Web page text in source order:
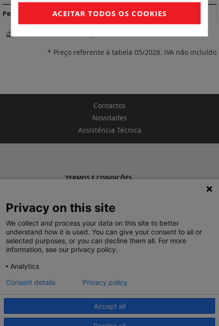
Perfil ambiental do produto
* Preço referente à tabela 05/2026. IVA não incluído
Contactos
Novidades
Assistência Técnica
ACEITAR TODOS OS COOKIES
TERMOS E CONDIÇÕES
LEGRAND PORTUGAL
GRUPO LEGRAND NO MUNDO
© 2020 Legrand. Todos os direitos reservados.
Privacy on this site
We collect and process your data on this site to better
understand how it is used. You can give your consent to all or
selected purposes, or you can decline them all. For more
information, see our privacy policy.
Analytics
Accept all
Consent details Privacy policy